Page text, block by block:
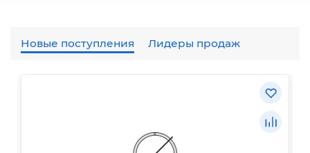
Новые поступления Лидеры продаж